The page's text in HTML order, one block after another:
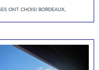
ONT CHOISI BORDEAUX,